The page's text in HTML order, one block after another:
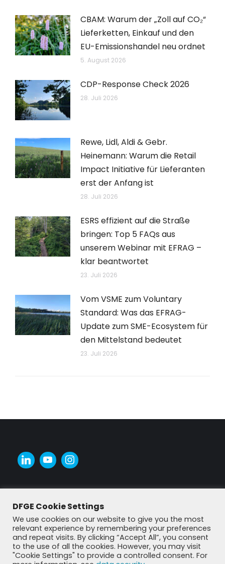
CBAM: Warum der „Zoll auf CO₂“
Lieferketten, Einkauf und den
EU-Emissionshandel neu ordnet
5. August 2026
CDP-Response Check 2026
28. Juli 2026
Rewe, Lidl, Aldi & Gebr.
Heinemann: Warum die Retail
Impact Initiative für Lieferanten
erst der Anfang ist
28. Juli 2026
ESRS effizient auf die Straße
bringen: Top 5 FAQs aus
unserem Webinar mit EFRAG –
klar beantwortet
23. Juli 2026
Vom VSME zum Voluntary
Standard: Was das EFRAG-
Update zum SME-Ecosystem für
den Mittelstand bedeutet
23. Juli 2026
DFGE Cookie Settings
We use cookies on our website to give you the most
relevant experience by remembering your preferences
and repeat visits. By clicking “Accept All”, you consent
to the use of all the cookies. However, you may visit
"Cookie Settings" to provide a controlled consent. For